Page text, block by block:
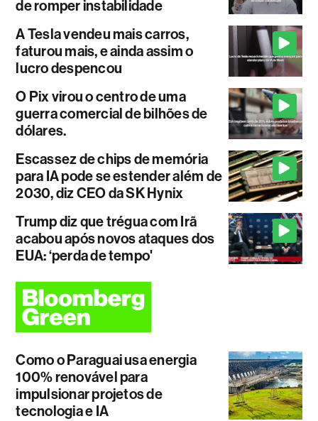
de romper instabilidade
A Tesla vendeu mais carros,
faturou mais, e ainda assim o
lucro despencou
O Pix virou o centro de uma
guerra comercial de bilhões de
dólares.
Escassez de chips de memória
para IA pode se estender além de
2030, diz CEO da SK Hynix
Trump diz que trégua com Irã
acabou após novos ataques dos
EUA: ‘perda de tempo'
Como o Paraguai usa energia
100% renovável para
impulsionar projetos de
tecnologia e IA